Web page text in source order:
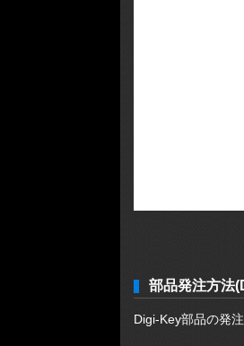
部品発注方法
Digi-Key部品の発